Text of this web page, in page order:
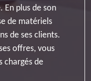
En plus de son
de matériels
de ses clients.
offres, vous
chargés de